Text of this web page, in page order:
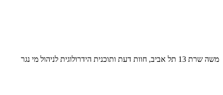
משה שרת 13 תל אביב, חוות דעת ותוכנית הידרולוגית לניהול מי נגר